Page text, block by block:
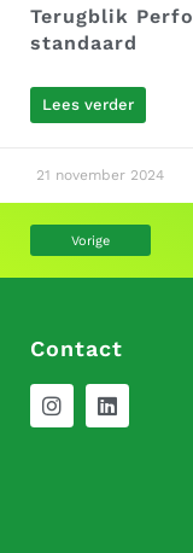
Terugblik
standaard
Lees verder
21 november 2024
Vorige
Contact